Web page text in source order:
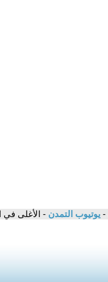
- يوتيوب التمدن - الأغلى في